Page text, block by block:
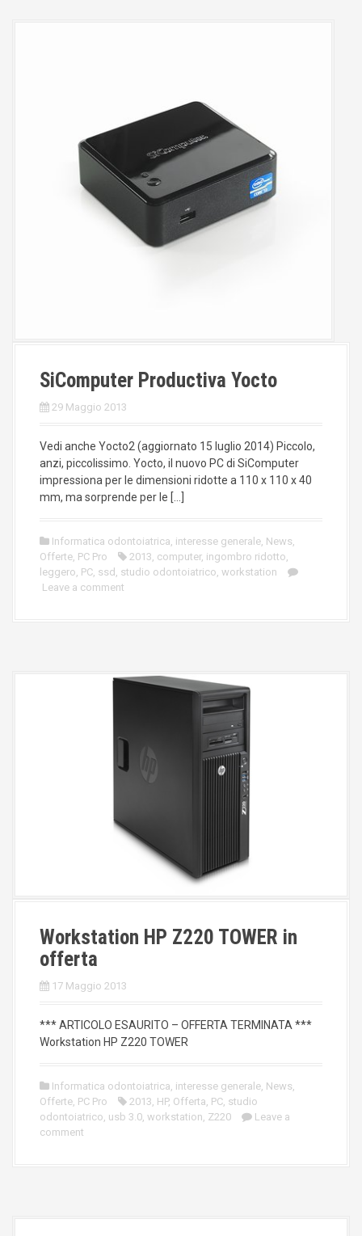
SiComputer Productiva Yocto
29 Maggio 2013
Vedi anche Yocto2 (aggiornato 15 luglio 2014) Piccolo,
anzi, piccolissimo. Yocto, il nuovo PC di SiComputer
impressiona per le dimensioni ridotte a 110 x 110 x 40
mm, ma sorprende per le […]
Informatica odontoiatrica interesse generale News
Offerte PC Pro 2013 computer, ingombro ridotto
leggero PC ssd studio odontoiatrico workstation
Leave a comment
Workstation HP Z220 TOWER in
offerta
17 Maggio 2013
*** ARTICOLO ESAURITO – OFFERTA TERMINATA ***
Workstation HP Z220 TOWER
Informatica odontoiatrica, interesse generale, News,
Offerte, PC Pro 2013, HP, Offerta, PC, studio
odontoiatrico, usb 3.0, workstation, Z220
Leave a
comment